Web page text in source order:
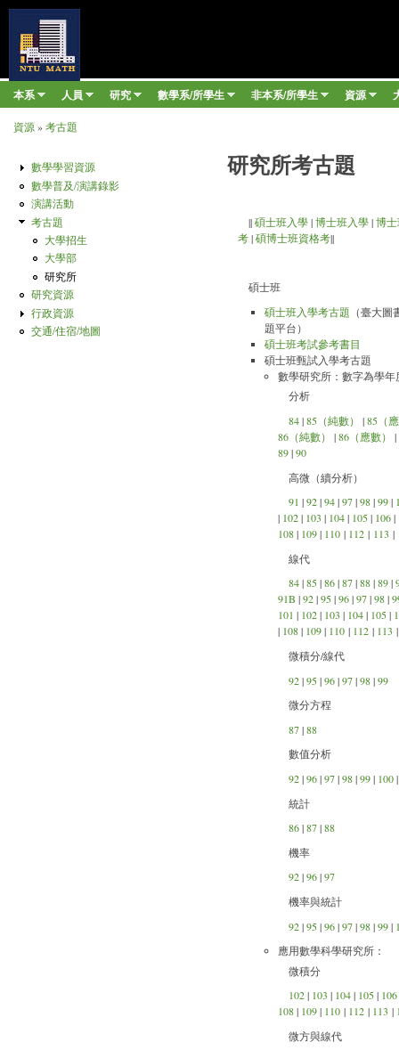
臺
大
數
學
系
Main menu
本系 人員 研究 數學系/所學生 非本系/所學生 資源
您在這裡
資源»考古題
研究所考古題
||碩士班入學|博士班入學|博
考|碩博士班資格考||
碩士班
碩士班入學考古題 （臺大圖
題平台）
碩士班考試參考書目
碩士班甄試入學考古題
數學研究所：數字為學年
分析
84|85（純數） |85（
86（純數）
|86（應數）
|
89|90
高微（續分析）
91 |92|94|97|98|99|
| 102| 103 | 104| 105| 106|
108| 109| 110 | 112 | 113 |
線代
84|85|86|87|88|89|
91B |92|95|96|97|98|
101 | 102| 103 | 104| 105|
| 108| 109| 110 | 112 | 113
微積分/線代
92|95|96|97|98|99
微分方程
87|88
數值分析
92|96|97|98|99| 100
統計
86|87|88
機率
92|96|97
機率與統計
92|95|96|97|98|99|
應用數學科學研究所：
微積分
102| 103 | 104| 105| 106
108| 109| 110 | 112 | 113 |
微方與線代
數學學習資源
數學普及/演講錄影
演講活動
考古題
大學招生
大學部
研究所
研究資源
行政資源
交通/住宿/地圖